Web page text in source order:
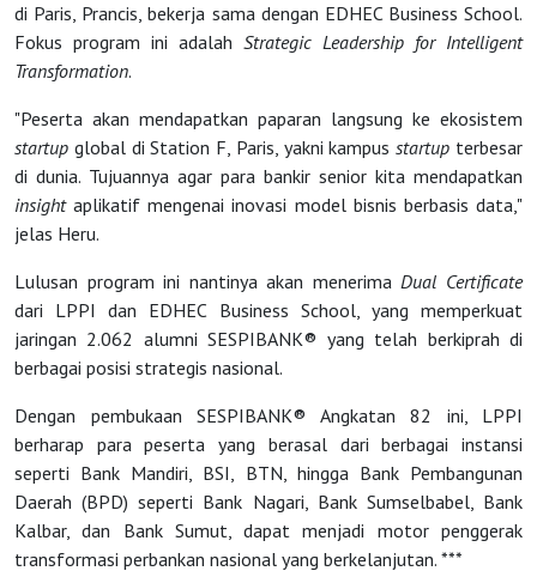
di Paris, Prancis, bekerja sama dengan EDHEC Business School.
Fokus program ini adalah Strategic Leadership for Intelligent
Transformation.
"Peserta akan mendapatkan paparan langsung ke ekosistem
startup global di Station F, Paris, yakni kampusstartup terbesar
di dunia. Tujuannya agar para bankir senior kita mendapatkan
insightaplikatif mengenai inovasi model bisnis berbasis data,"
jelas Heru.
Lulusan program ini nantinya akan menerimaDual Certificate
dari LPPI dan EDHEC Business School, yang memperkuat
jaringan 2.062 alumni SESPIBANK® yang telah berkiprah di
berbagai posisi strategis nasional.
Dengan pembukaan SESPIBANK® Angkatan 82 ini, LPPI
berharap para peserta yang berasal dari berbagai instansi
seperti Bank Mandiri, BSI, BTN, hingga Bank Pembangunan
Daerah (BPD) seperti Bank Nagari, Bank Sumselbabel, Bank
Kalbar, dan Bank Sumut, dapat menjadi motor penggerak
transformasi perbankan nasional yang berkelanjutan. ***